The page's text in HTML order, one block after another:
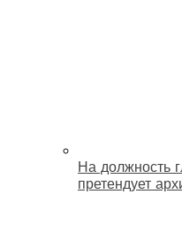
На должность
претендует